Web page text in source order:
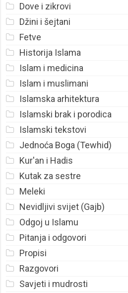
Dove i zikrovi
Džini i šejtani
Fetve
Historija Islama
Islam i medicina
Islam i muslimani
Islamska arhitektura
Islamski brak i porodica
Islamski tekstovi
Jednoća Boga (Tewhid)
Kur'an i Hadis
Kutak za sestre
Meleki
Nevidljivi svijet (Gajb)
Odgoj u Islamu
Pitanja i odgovori
Propisi
Razgovori
Savjeti i mudrosti